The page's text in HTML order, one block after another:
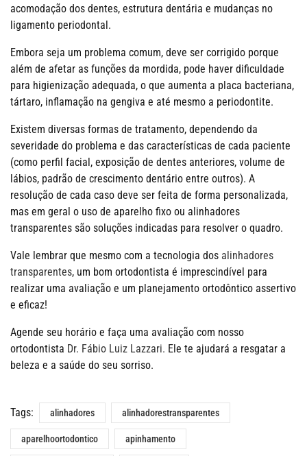
acomodação dos dentes, estrutura dentária e mudanças no
ligamento periodontal.
Embora seja um problema comum, deve ser corrigido porque
além de afetar as funções da mordida, pode haver dificuldade
para higienização adequada, o que aumenta a placa bacteriana,
tártaro, inflamação na gengiva e até mesmo a periodontite.
Existem diversas formas de tratamento, dependendo da
severidade do problema e das características de cada paciente
(como perfil facial, exposição de dentes anteriores, volume de
lábios, padrão de crescimento dentário entre outros). A
resolução de cada caso deve ser feita de forma personalizada,
mas em geral o uso de aparelho fixo ou alinhadores
transparentes são soluções indicadas para resolver o quadro.
Vale lembrar que mesmo com a tecnologia dos alinhadores
transparentes, um bom ortodontista é imprescindível para
realizar uma avaliação e um planejamento ortodôntico assertivo
e eficaz!
Agende seu horário e faça uma avaliação com nosso
ortodontista Dr. Fábio Luiz Lazzari. Ele te ajudará a resgatar a
beleza e a saúde do seu sorriso.
Tags: alinhadores alinhadorestransparentes
aparelhoortodontico apinhamento